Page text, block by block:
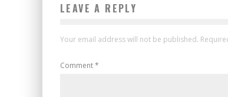
LEAVE A REPLY
Your email address will not be published.
Comment*